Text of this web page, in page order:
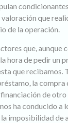
que
de la operación.
que, aunque
hora de pedir un
que recibamos.
la compra
financiación de
ha conducido a
imposibilidad de